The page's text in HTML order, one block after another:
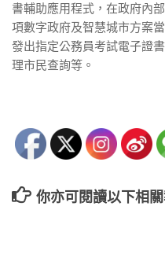
書輔助應用程式，在政府內
項數字政府及智慧城市方案
發出指定公務員考試電子證
理市民查詢等。
你亦可閱讀以下相